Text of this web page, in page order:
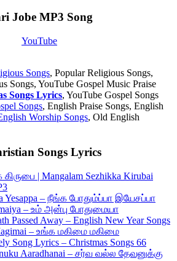
Jobe MP3 Song
YouTube
Songs, Popular Religious Songs,
Songs, YouTube Gospel Music Praise
Songs Lyrics, YouTube Gospel Songs
Songs, English Praise Songs, English
Worship Songs, Old English
Songs Lyrics
| Mangalam Sezhikka Kirubai
Yesappa – நீங்க போதும்ப்பா இயேசப்பா
– உம் அன்பு போதுமையா
Passed Away – English New Year Songs
– உங்க மகிமை மகிமை
Song Lyrics – Christmas Songs 66
Aaradhanai – சர்வ வல்ல தேவனுக்கு